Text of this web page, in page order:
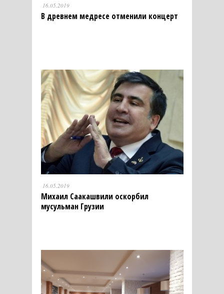
16.05.2019
В древнем медресе отменили концерт
16.05.2019
Михаил Саакашвили оскорбил
мусульман Грузии